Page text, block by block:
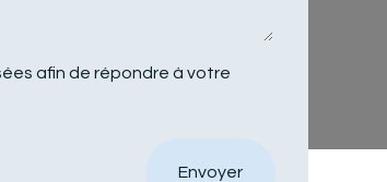
afin de répondre à votre
Envoyer